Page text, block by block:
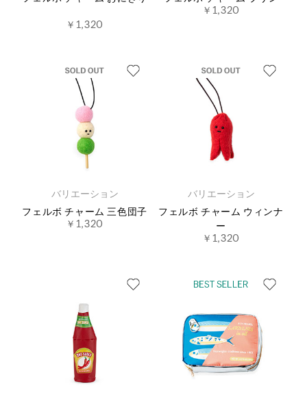
￥1,320
￥1,320
バリエーション
フェルボ チャーム 三色団子
￥1,320
バリエーション
フェルボ チャーム ウィンナ
ー
￥1,320